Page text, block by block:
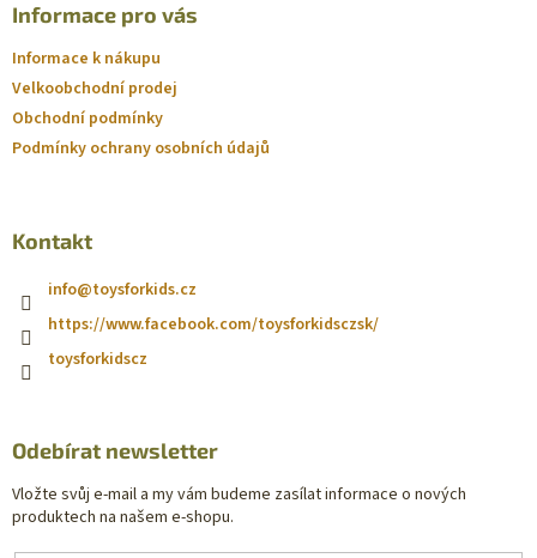
Informace pro vás
Informace k nákupu
Velkoobchodní prodej
Obchodní podmínky
Podmínky ochrany osobních údajů
Kontakt
info@toysforkids.cz
https://www.facebook.com/toysforkidsczsk/
toysforkidscz
Odebírat newsletter
Vložte svůj e-mail a my vám budeme zasílat informace o nových
produktech na našem e-shopu.